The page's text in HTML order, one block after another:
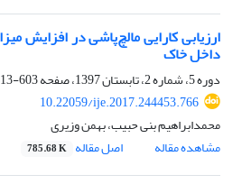
ارزیابی کارایی مالچ‌پاشی در افزایش
داخل خاک
دوره 5، شماره 2، تابستان 1397، صفحه
603-613
10.22059/ije.2017.244453.766
محمدابراهیم بنی حبیب، بهمن وزیری
مشاهده مقاله
اصل مقاله 785.68 K